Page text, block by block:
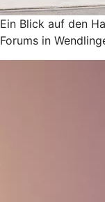
Ein Blick auf den
Forums in